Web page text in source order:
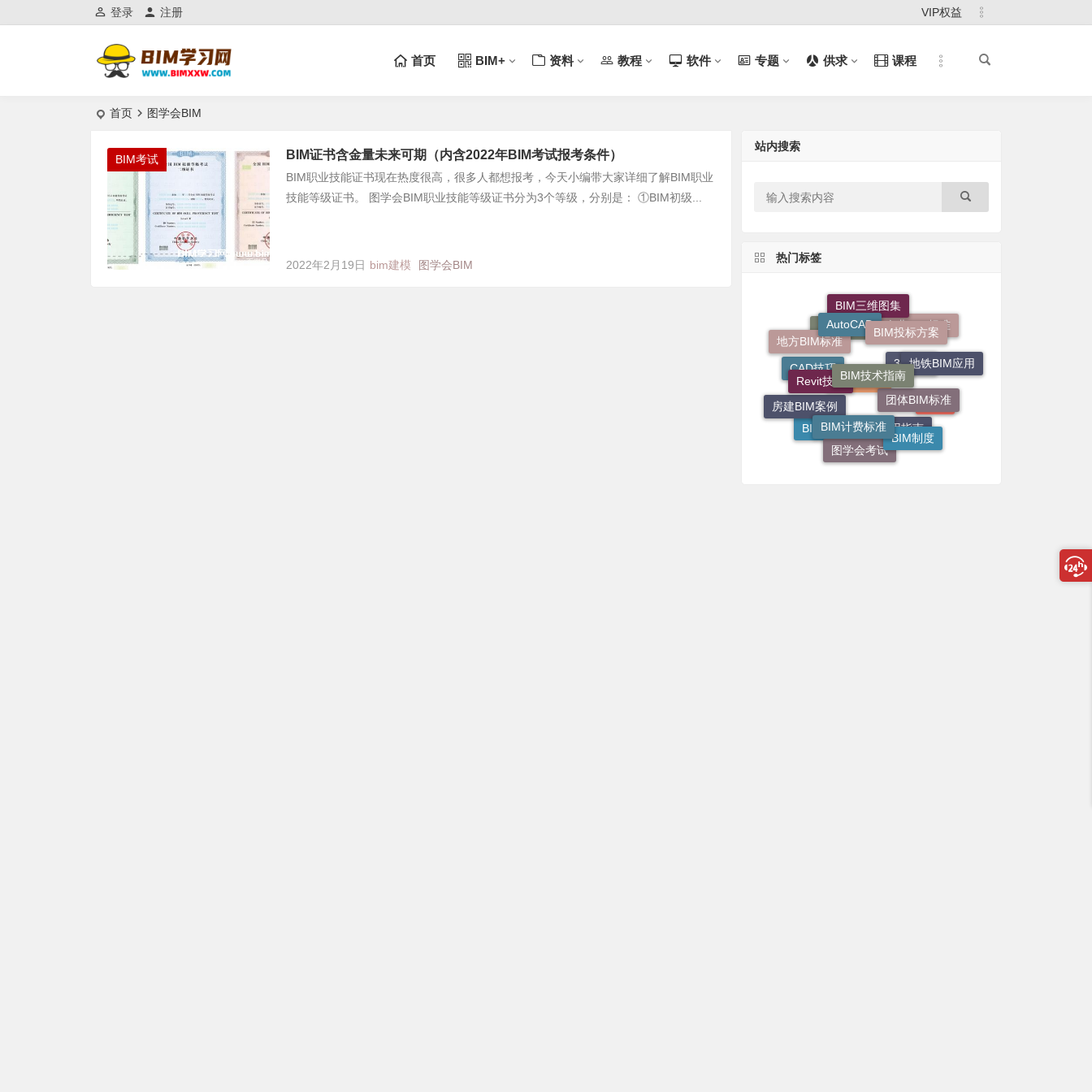
登录 注册 VIP权益
首页 BIM+ 资料 教程 软件 专题 供求 课程
首页 图学会BIM
BIM考试 BIM证书含金量未来可期（内含2022年BIM考试报考条件）
BIM职业技能证书现在热度很高，很多人都想报考，今天小编带大家详细了解BIM职业
技能等级证书。 图学会BIM职业技能等级证书分为3个等级，分别是： ①BIM初级...
2022年2月19日 bim建模 图学会BIM
站内搜索
热门标签
BIM平台方案
BIM三维图集
企业BIM标准
3dmax
Revit教程
CAD技巧
地方BIM标准
AutoCAD
BIM投标方案
地铁BIM应用
上海
BIM应用指南
BIM实施方案
房建BIM案例
Revit技巧
BIM技术指南
团体BIM标准
BIM制度
图学会考试
BIM计费标准